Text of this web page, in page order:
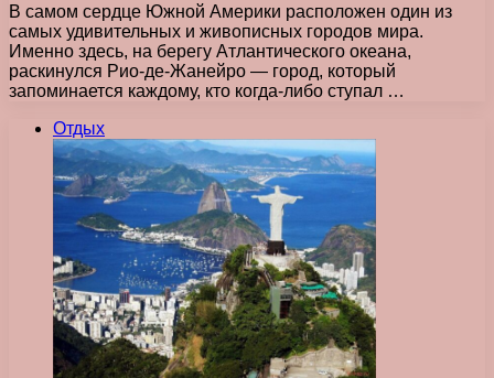
В самом сердце Южной Америки расположен один из
самых удивительных и живописных городов мира.
Именно здесь, на берегу Атлантического океана,
раскинулся Рио-де-Жанейро — город, который
запоминается каждому, кто когда-либо ступал …
Отдых